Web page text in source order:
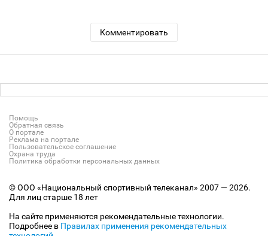
Комментировать
Помощь
Обратная связь
О портале
Реклама на портале
Пользовательское соглашение
Охрана труда
Политика обработки персональных данных
© ООО «Национальный спортивный телеканал» 2007 — 2026.
Для лиц старше 18 лет
На сайте применяются рекомендательные технологии.
Подробнее в Правилах применения рекомендательных